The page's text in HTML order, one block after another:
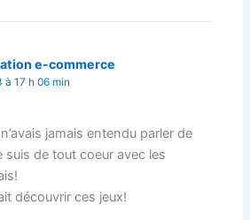
e-commerce
à 17 h 06 min
jamais entendu parler de
suis de tout coeur avec les
découvrir ces jeux!